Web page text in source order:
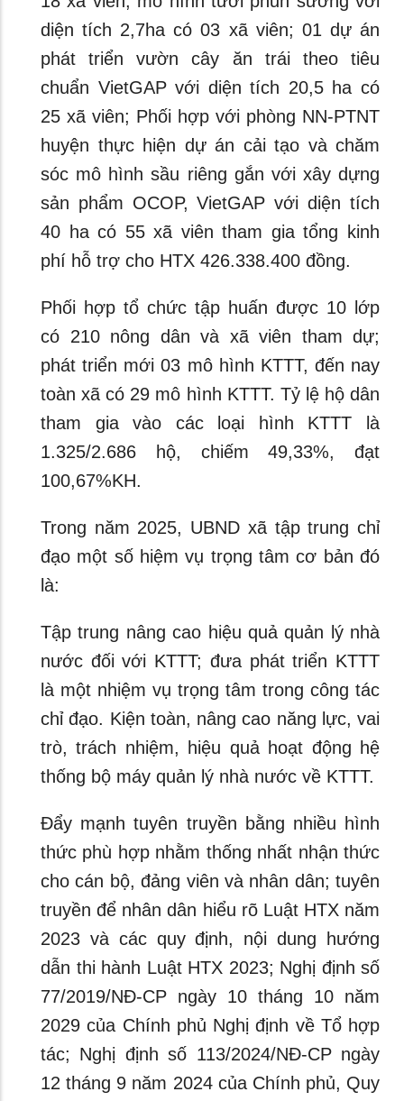
diện tích 2,7ha có 03 xã viên; 01 dự án
phát triển vườn cây ăn trái theo tiêu
chuẩn VietGAP với diện tích 20,5 ha có
25 xã viên; Phối hợp với phòng NN-PTNT
huyện thực hiện dự án cải tạo và chăm
sóc mô hình sầu riêng gắn với xây dựng
sản phẩm OCOP, VietGAP với diện tích
40 ha có 55 xã viên tham gia tổng kinh
phí hỗ trợ cho HTX 426.338.400 đồng.
Phối hợp tổ chức tập huấn được 10 lớp
có 210 nông dân và xã viên tham dự;
phát triển mới 03 mô hình KTTT, đến nay
toàn xã có 29 mô hình KTTT. Tỷ lệ hộ dân
tham gia vào các loại hình KTTT là
1.325/2.686 hộ, chiếm 49,33%, đạt
100,67%KH.
Trong năm 2025, UBND xã tập trung chỉ
đạo một số hiệm vụ trọng tâm cơ bản đó
là:
Tập trung nâng cao hiệu quả quản lý nhà
nước đối với KTTT; đưa phát triển KTTT
là một nhiệm vụ trọng tâm trong công tác
chỉ đạo. Kiện toàn, nâng cao năng lực, vai
trò, trách nhiệm, hiệu quả hoạt động hệ
thống bộ máy quản lý nhà nước về KTTT.
Đẩy mạnh tuyên truyền bằng nhiều hình
thức phù hợp nhằm thống nhất nhận thức
cho cán bộ, đảng viên và nhân dân; tuyên
truyền để nhân dân hiểu rõ Luật HTX năm
2023 và các quy định, nội dung hướng
dẫn thi hành Luật HTX 2023; Nghị định số
77/2019/NĐ-CP ngày 10 tháng 10 năm
2029 của Chính phủ Nghị định về Tổ hợp
tác; Nghị định số 113/2024/NĐ-CP ngày
12 tháng 9 năm 2024 của Chính phủ, Quy